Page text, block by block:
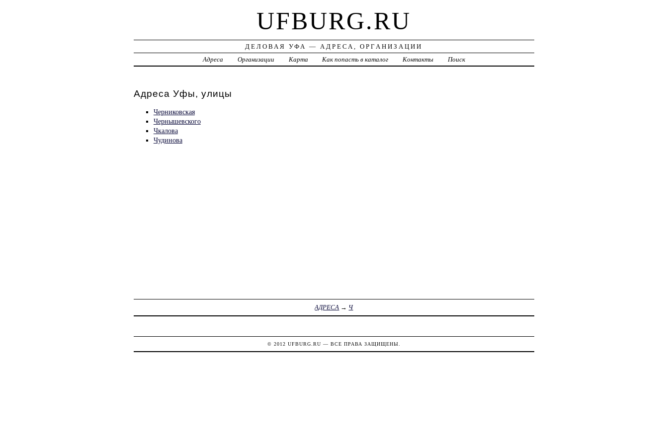
UFBURG.RU
ДЕЛОВАЯ УФА — АДРЕСА, ОРГАНИЗАЦИИ
Адреса
Организации Карта Как попасть в каталог Контакты Поиск
Адреса Уфы, улицы
Черниковская
Чернышевского
Чкалова
Чудинова
АДРЕСА → Ч
© 2012 UFBURG.RU — ВСЕ ПРАВА ЗАЩИЩЕНЫ.